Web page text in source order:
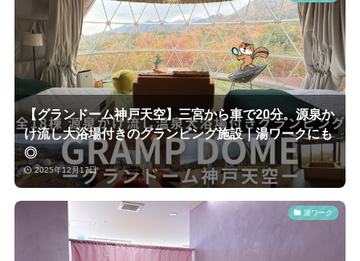
【グランドーム神戸天空】三宮から車で20分。源泉か
け流し大浴場付きのグランピング施設｜湯ワークにも
◎
2025年12月17日
湯ワーク